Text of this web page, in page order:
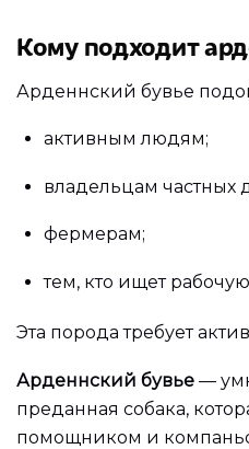
Кому подходит
Арденнский бувье
активным людям;
владельцам частных
фермерам;
тем, кто ищет
Эта порода требует
Арденнский бувье —
преданная собака,
помощником и